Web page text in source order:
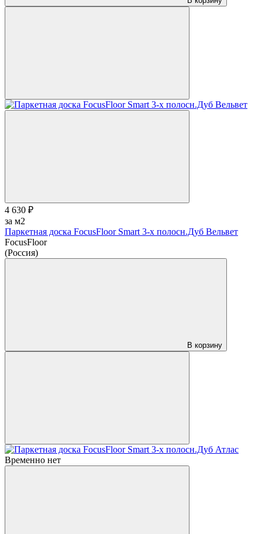
4 630 ₽
за м2
Паркетная доска FocusFloor Smart 3-х полосн.Дуб Вельвет
FocusFloor
(Россия)
В корзину
Временно нет